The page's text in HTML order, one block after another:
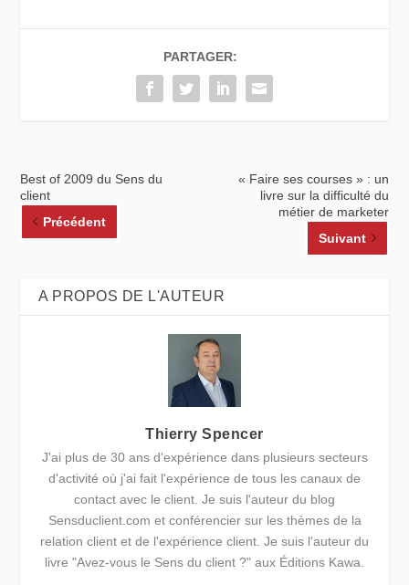
PARTAGER:
Best of 2009 du Sens du
client
Précédent
« Faire ses courses » : un
livre sur la difficulté du
métier de marketer
Suivant
A PROPOS DE L'AUTEUR
Thierry Spencer
J'ai plus de 30 ans d'expérience dans plusieurs secteurs
d'activité où j'ai fait l'expérience de tous les canaux de
contact avec le client. Je suis l'auteur du blog
Sensduclient.com et conférencier sur les thèmes de la
relation client et de l'expérience client. Je suis l'auteur du
livre "Avez-vous le Sens du client ?" aux Éditions Kawa.